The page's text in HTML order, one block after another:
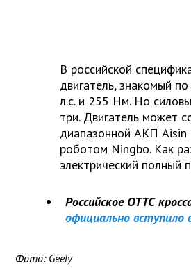
В российской
двигатель, знакомый
л.с. и 255 Нм. Но
три. Двигатель может
диапазонной АКП Aisin
роботом Ningbo. Как
электрический полный
Российское ОТТС
официально вступило
Фото: Geely